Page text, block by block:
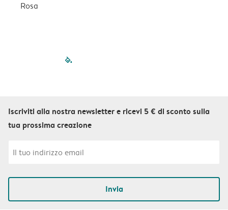
Rosa
filled-pagination
Iscriviti alla nostra newsletter e ricevi 5 € di sconto sulla
tua prossima creazione
Invia